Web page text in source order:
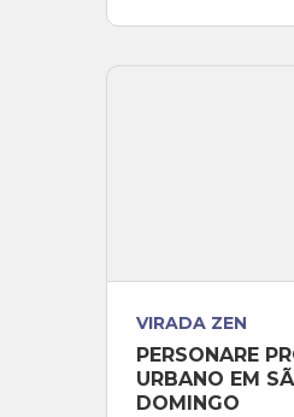
VIRADA ZEN
PERSONARE
URBANO EM
DOMINGO